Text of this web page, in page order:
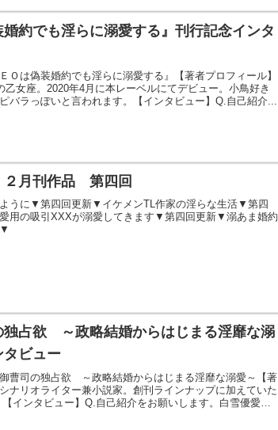
婚約でも淫らに溺愛する』刊行記念インタ
Ｏは偽装婚約でも淫らに溺愛する』【著者プロフィール】
乙女座。2020年4月に本レーベルにてデビュー。小鳥好き
バラっぽいと言われます。【インタビュー】Q.自己紹介...
月刊作品 第四回
うに▼第四回更新▼イケメンTL作家の淫らな生活▼第四
用の吸引XXXが溺愛してきます▼第四回更新▼溺あま婚約
独占欲 ～政略結婚からはじまる淫靡な溺
タビュー
御曹司の独占欲 ～政略結婚からはじまる淫靡な溺愛～【著
ナリオライター兼小説家。創刊ラインナップに加えていた
インタビュー】Q.自己紹介をお願いします。白雪優愛と